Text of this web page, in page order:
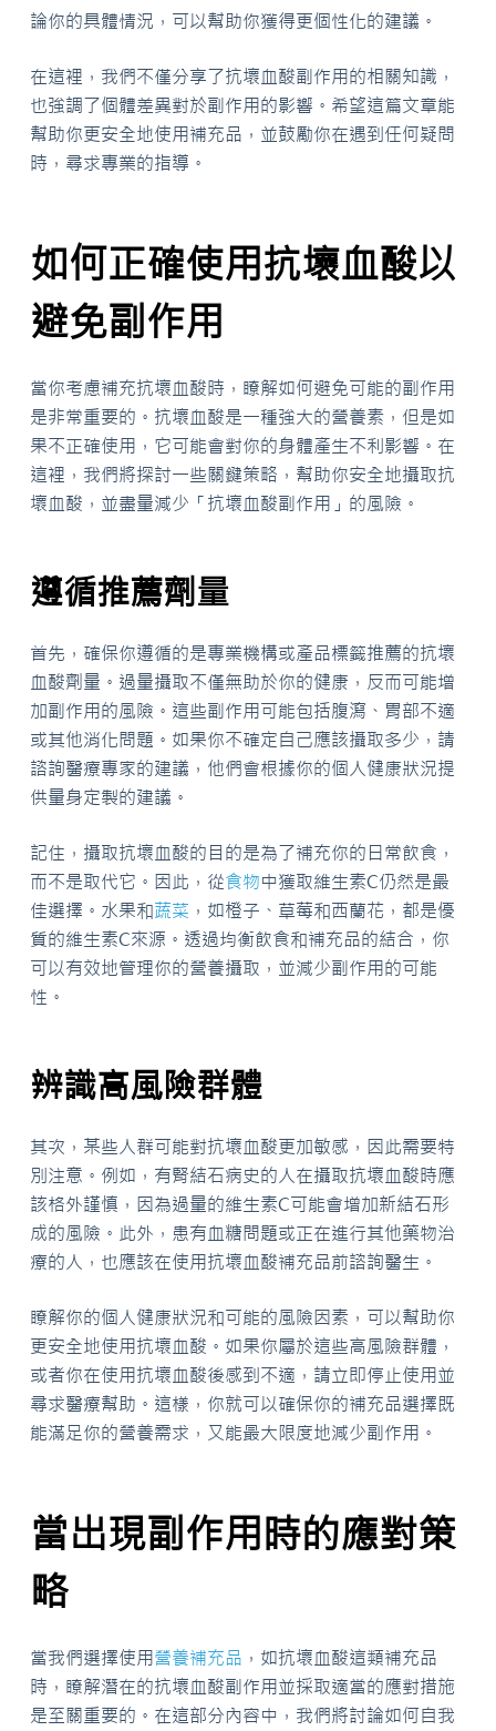
論你的具體情況，可以幫助你獲得更個性化的建議。
在這裡，我們不僅分享了抗壞血酸副作用的相關知識，
也強調了個體差異對於副作用的影響。希望這篇文章能
幫助你更安全地使用補充品，並鼓勵你在遇到任何疑問
時，尋求專業的指導。
如何正確使用抗壞血酸以
避免副作用
當你考慮補充抗壞血酸時，瞭解如何避免可能的副作用
是非常重要的。抗壞血酸是一種強大的營養素，但是如
果不正確使用，它可能會對你的身體產生不利影響。在
這裡，我們將探討一些關鍵策略，幫助你安全地攝取抗
壞血酸，並盡量減少「抗壞血酸副作用」的風險。
遵循推薦劑量
首先，確保你遵循的是專業機構或產品標籤推薦的抗壞
血酸劑量。過量攝取不僅無助於你的健康，反而可能增
加副作用的風險。這些副作用可能包括腹瀉、胃部不適
或其他消化問題。如果你不確定自己應該攝取多少，請
諮詢醫療專家的建議，他們會根據你的個人健康狀況提
供量身定製的建議。
記住，攝取抗壞血酸的目的是為了補充你的日常飲食，
而不是取代它。因此，從食物中獲取維生素C仍然是最
佳選擇。水果和蔬菜 ，如橙子、草莓和西蘭花，都是優
質的維生素C來源。透過均衡飲食和補充品的結合，你
可以有效地管理你的營養攝取，並減少副作用的可能
性。
辨識高風險群體
其次，某些人群可能對抗壞血酸更加敏感，因此需要特
別注意。例如，有腎結石病史的人在攝取抗壞血酸時應
該格外謹慎，因為過量的維生素C可能會增加新結石形
成的風險。此外，患有血糖問題或正在進行其他藥物治
療的人，也應該在使用抗壞血酸補充品前諮詢醫生。
瞭解你的個人健康狀況和可能的風險因素，可以幫助你
更安全地使用抗壞血酸。如果你屬於這些高風險群體，
或者你在使用抗壞血酸後感到不適，請立即停止使用並
尋求醫療幫助。這樣，你就可以確保你的補充品選擇既
能滿足你的營養需求，又能最大限度地減少副作用。
當出現副作用時的應對策
略
當我們選擇使用營養補充品 ，如抗壞血酸這類補充品
時，瞭解潛在的抗壞血酸副作用並採取適當的應對措施
是至關重要的。在這部分內容中，我們將討論如何自我